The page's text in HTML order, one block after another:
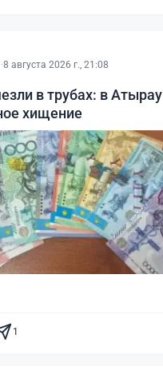
·8 августа 2026 г., 21:08
в трубах: в Атырау
хищение
1